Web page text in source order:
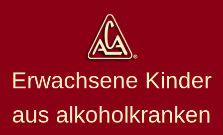
Erwachsene Kinder
aus alkoholkranken